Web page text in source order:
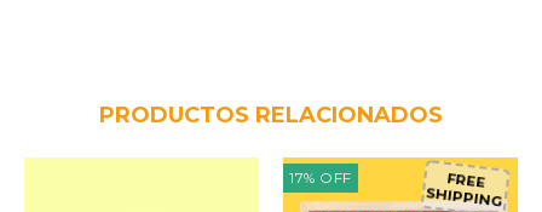
PRODUCTOS RELACIONADOS
17% OFF FREE
SHIPPING